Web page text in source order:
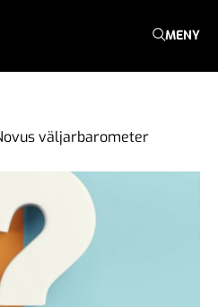
MENY
väljarbarometer